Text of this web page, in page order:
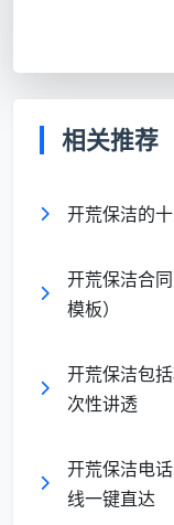
自己尝试开
把装备备齐，已
玻璃刮（带橡
单面刀片铲刀
换
白醋或水泥专
塑料刮板、干
相关推荐
开荒保洁的十
开荒保洁合
模板）
开荒保洁包
次性讲透
开荒保洁电
线一键直达